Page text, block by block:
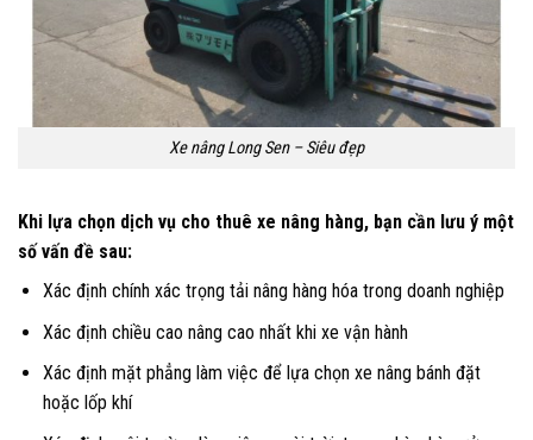
Xe nâng Long Sen – Siêu đẹp
Khi lựa chọn dịch vụ cho thuê xe nâng hàng, bạn cần lưu ý một
số vấn đề sau:
Xác định chính xác trọng tải nâng hàng hóa trong doanh nghiệp
Xác định chiều cao nâng cao nhất khi xe vận hành
Xác định mặt phẳng làm việc để lựa chọn xe nâng bánh đặt
hoặc lốp khí